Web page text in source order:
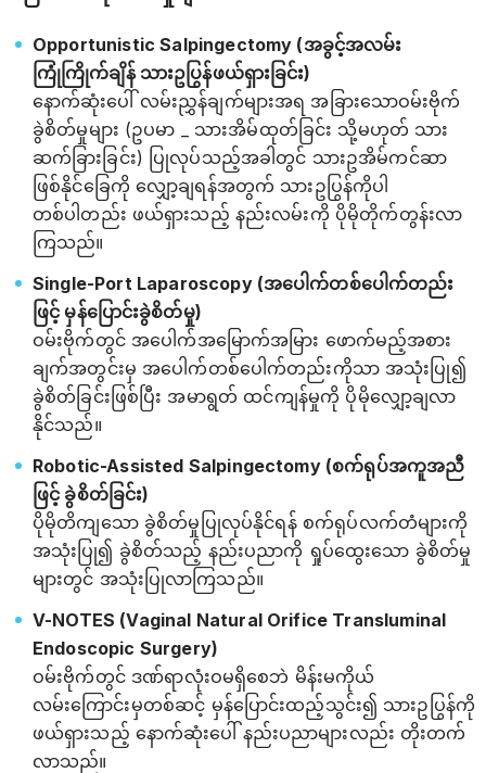
Opportunistic Salpingectomy (အခွင့်အလမ်း
ကြုံကြိုက်ချိန် သားဥပြွန်ဖယ်ရှားခြင်း)
နောက်ဆုံးပေါ် လမ်းညွှန်ချက်များအရ အခြားသောဝမ်းဗိုက်
ခွဲစိတ်မှုများ (ဥပမာ _ သားအိမ်ထုတ်ခြင်း သို့မဟုတ် သား
ဆက်ခြားခြင်း) ပြုလုပ်သည့်အခါတွင် သားဥအိမ်ကင်ဆာ
ဖြစ်နိုင်ခြေကို လျှော့ချရန်အတွက် သားဥပြွန်ကိုပါ
တစ်ပါတည်း ဖယ်ရှားသည့် နည်းလမ်းကို ပိုမိုတိုက်တွန်းလာ
ကြသည်။
Single-Port Laparoscopy (အပေါက်တစ်ပေါက်တည်း
ဖြင့် မှန်ပြောင်းခွဲစိတ်မှု)
ဝမ်းဗိုက်တွင် အပေါက်အမြောက်အမြား ဖောက်မည့်အစား
ချက်အတွင်းမှ အပေါက်တစ်ပေါက်တည်းကိုသာ အသုံးပြု၍
ခွဲစိတ်ခြင်းဖြစ်ပြီး အမာရွတ် ထင်ကျန်မှုကို ပိုမိုလျှော့ချလာ
နိုင်သည်။
Robotic-Assisted Salpingectomy (စက်ရုပ်အကူအညီ
ဖြင့် ခွဲစိတ်ခြင်း)
ပိုမိုတိကျသော ခွဲစိတ်မှုပြုလုပ်နိုင်ရန် စက်ရုပ်လက်တံများကို
အသုံးပြု၍ ခွဲစိတ်သည့် နည်းပညာကို ရှုပ်ထွေးသော ခွဲစိတ်မှု
များတွင် အသုံးပြုလာကြသည်။
V-NOTES (Vaginal Natural Orifice Transluminal
Endoscopic Surgery)
ဝမ်းဗိုက်တွင် ဒဏ်ရာလုံးဝမရှိစေဘဲ မိန်းမကိုယ်
လမ်းကြောင်းမှတစ်ဆင့် မှန်ပြောင်းထည့်သွင်း၍ သားဥပြွန်ကို
ဖယ်ရှားသည့် နောက်ဆုံးပေါ် နည်းပညာများလည်း တိုးတက်
လာသည်။